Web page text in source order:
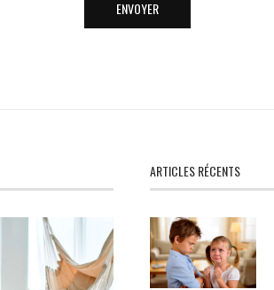
ARTICLES RÉCENTS